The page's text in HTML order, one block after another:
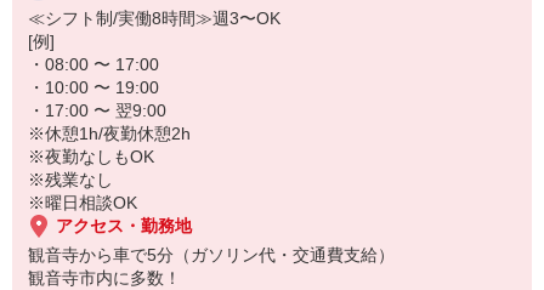
スタッフの負担も軽く人気の施設です＊
ゆったりとした環境の中で一緒に働いてみませんか？
短期2ヶ月〜のお試し勤務も可能です！
わからないことは専任のコーディネーターにご相談ください★
≪シフト制/実働8時間≫週3〜OK
[例]
・08:00 〜 17:00
・10:00 〜 19:00
・17:00 〜 翌9:00
※休憩1h/夜勤休憩2h
※夜勤なしもOK
※残業なし
※曜日相談OK
アクセス・勤務地
観音寺から車で5分（ガソリン代・交通費支給）
観音寺市内に多数！